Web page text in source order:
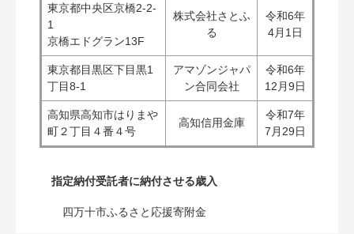
東京都中央区京橋2-2-
1
京橋エドグラン13F
株式会社さとふ
る
令和6年
4月1日
東京都目黒区下目黒1
丁目8-1
アマゾンジャパ
ン合同会社
令和6年
12月9日
高知県高知市はりまや
町２丁目４番４号
高知信用金庫
令和7年
7月29日
指定納付受託者に納付させる歳入
四万十市ふるさと応援寄附金